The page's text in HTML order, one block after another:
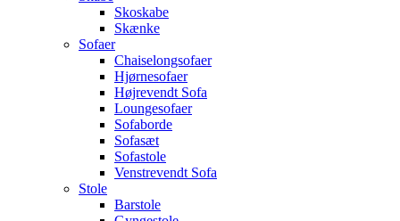
Skoskabe
Skænke
Sofaer
Chaiselongsofaer
Hjørnesofaer
Højrevendt Sofa
Loungesofaer
Sofaborde
Sofasæt
Sofastole
Venstrevendt Sofa
Stole
Barstole